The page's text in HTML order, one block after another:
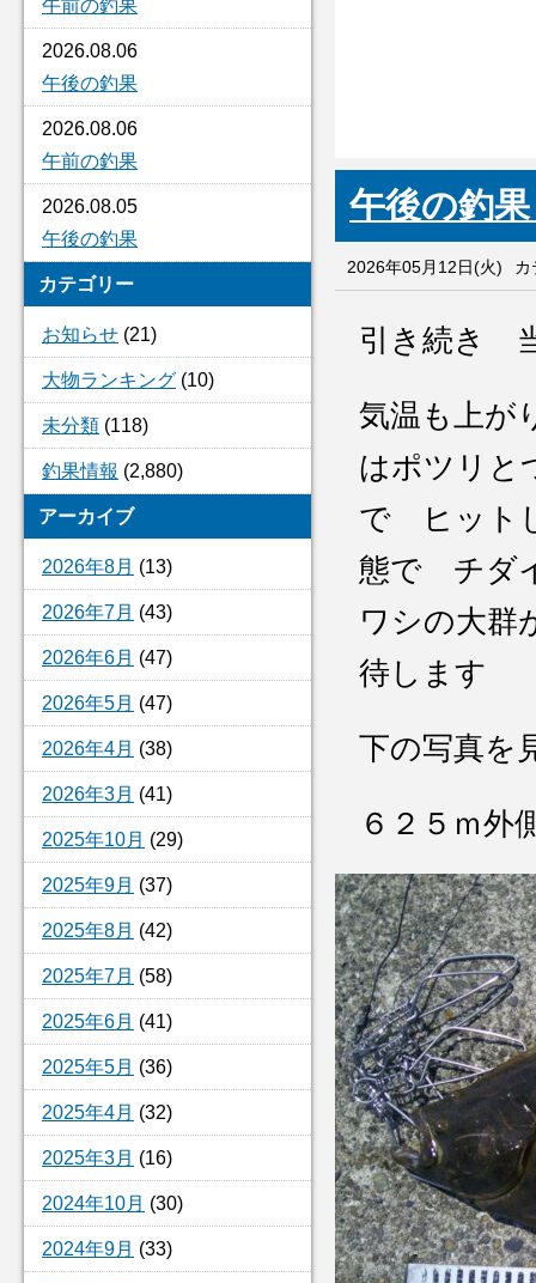
午前の釣果
2026.08.06
午後の釣果
2026.08.06
午前の釣果
2026.08.05
午後の釣果
カテゴリー
お知らせ (21)
大物ランキング (10)
未分類 (118)
釣果情報 (2,880)
アーカイブ
2026年8月 (13)
2026年7月 (43)
2026年6月 (47)
2026年5月 (47)
2026年4月 (38)
2026年3月 (41)
2025年10月 (29)
2025年9月 (37)
2025年8月 (42)
2025年7月 (58)
2025年6月 (41)
2025年5月 (36)
2025年4月 (32)
2025年3月 (16)
2024年10月 (30)
2024年9月 (33)
午後の
2026年05月12日(火) カ
引き続き
気温も上
はポツリと
で ヒット
態で チダ
ワシの大
待しま
下の写真
６２５